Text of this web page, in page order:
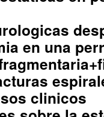
en una
clinicos